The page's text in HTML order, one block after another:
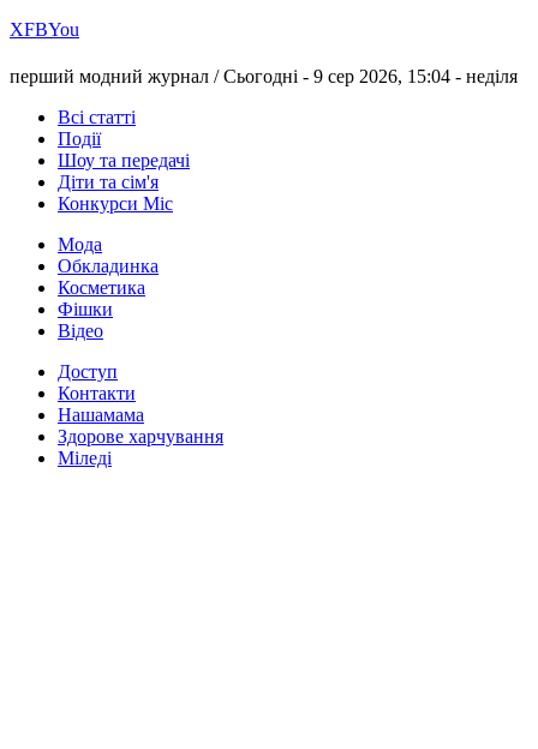
ХFBYou
перший модний журнал /Сьогодні - 9 сер 2026, 15:04 - неділя
Всі статті
Події
Шоу та передачі
Діти та сім'я
Конкурси Міс
Мода
Обкладинка
Косметика
Фішки
Відео
Доступ
Контакти
Нашамама
Здорове харчування
Міледі